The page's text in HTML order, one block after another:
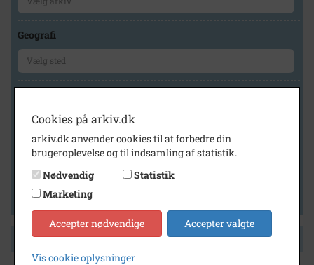
Geografi
Vis kun med billeder
Vis kun med filmklip
Vis kun med lydklip
Vis kun med kilder
Vis kun med geo-tag
Side 1 af 1
Cookies på arkiv.dk
arkiv.dk anvender cookies til at forbedre din
brugeroplevelse og til indsamling af statistik.
Nødvendig
Statistik
Marketing
Accepter nødvendige Accepter valgte
Vis cookie oplysninger